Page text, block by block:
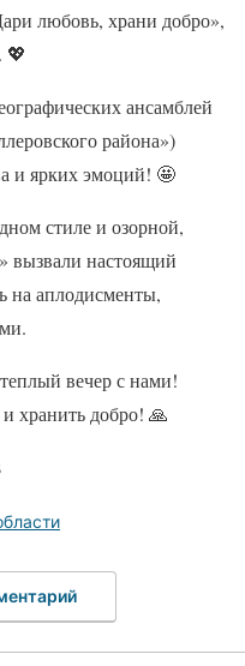
любовь, храни добро»,
💖
ансамблей
района»)
и ярких эмоций! 🤩
стиле и озорной,
вызвали настоящий
на аплодисменты,
вечер с нами!
хранить добро! 🙏